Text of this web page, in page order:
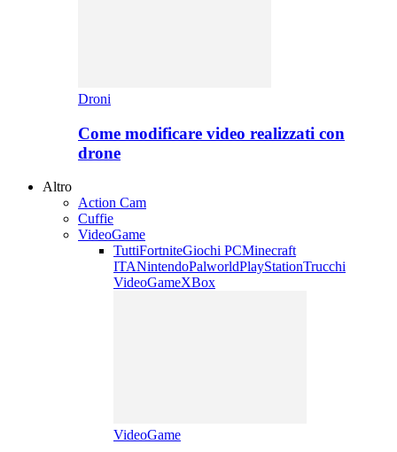
Droni
Come modificare video realizzati con
drone
Altro
Action Cam
Cuffie
VideoGame
TuttiFortniteGiochi PCMinecraft
ITANintendoPalworldPlayStationTrucchi
VideoGameXBox
VideoGame